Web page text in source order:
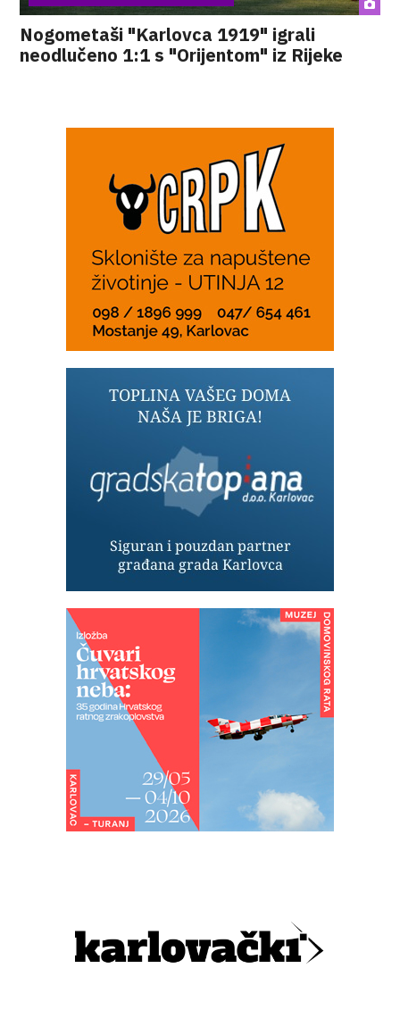
Nogometaši "Karlovca 1919" igrali
neodlučeno 1:1 s "Orijentom" iz Rijeke